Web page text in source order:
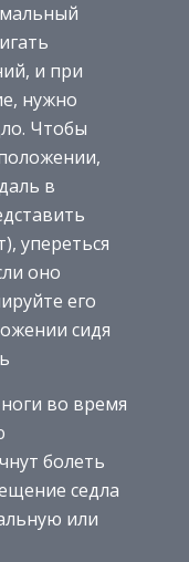
и при
нужно
Чтобы
в
упереться
оно
его
сидя
во время
болеть
седла
или